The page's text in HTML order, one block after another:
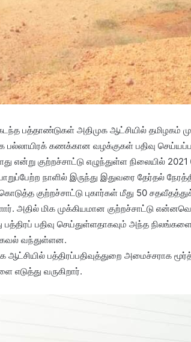
பத்தாண்டுகள் அதிமுக ஆட்சியில் தமிழகம்
பல்லாயிரக் கணக்கான வழக்குகள் பதிவு
என்று குற்றச்சாட்டு எழுந்துள்ள நிலையில்
நாளில் இருந்து இதுவரை தேர்தல்
குற்றச்சாட்டு புகார்கள் மீது 50
அதில் மிக முக்கியமான குற்றச்சாட்டு
பத்திரப் பதிவு செய்துள்ளதாகவும் அந்த
வந்துள்ளன.
ஆட்சியில் பத்திரப்பதிவுத்துறை அமைச்சராக
எடுத்து வருகிறார்.